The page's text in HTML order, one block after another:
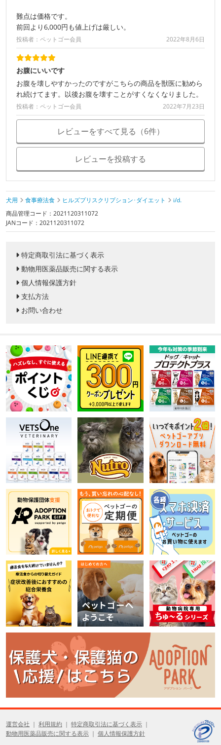
難点は価格です。
前回より6,000円も値上げは厳しい。
投稿者：ペットゴー会員 2022年8月6日
お腹にいいです
お腹を壊しやすかったのですがこちらの商品を獣医に勧めら
れ続けてます。以後お腹を壊すことがすくなくなりました。
投稿者：ペットゴー会員 2022年7月23日
レビューをすべて見る（6件）
レビューを投稿する
犬用 食事療法食 ヒルズプリスクリプション･ダイエット
i/d.
商品管理コード：2021120311072
JANコード：2021120311072
特定商取引法に基づく表示
動物用医薬品販売に関する表示
個人情報保護方針
支払方法
お問い合わせ
運営会社 利用規約
特定商取引法に基づく表示
動物用医薬品販売に関する表示
個人情報保護方針